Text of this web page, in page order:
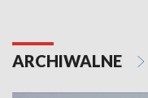
ARCHIWALNE